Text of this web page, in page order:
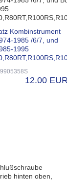
Kombinstrument
1985 /6/7, und
1995
12.00